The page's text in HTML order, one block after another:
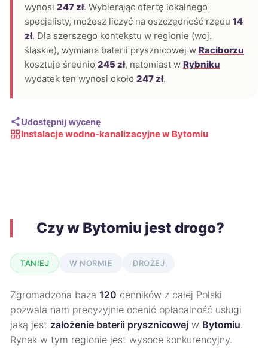
wynosi 247 zł. Wybierając ofertę lokalnego
specjalisty, możesz liczyć na oszczędność rzędu 14
zł. Dla szerszego kontekstu w regionie (woj.
śląskie), wymiana baterii prysznicowej w Raciborzu
kosztuje średnio 245 zł, natomiast w Rybniku
wydatek ten wynosi około 247 zł.
Udostępnij wycenę
Instalacje wodno-kanalizacyjne w Bytomiu
Czy w Bytomiu jest drogo?
TANIEJ W NORMIE DROŻEJ
Zgromadzona baza 120 cenników z całej Polski
pozwala nam precyzyjnie ocenić opłacalność usługi
jaką jest założenie baterii prysznicowej w Bytomiu.
Rynek w tym regionie jest wysoce konkurencyjny.